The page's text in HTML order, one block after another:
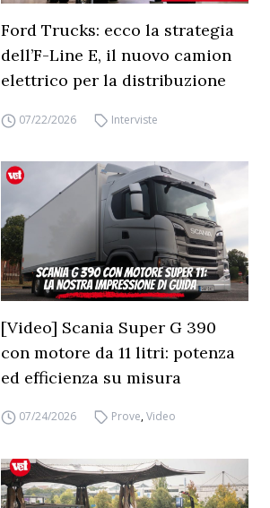
Ford Trucks: ecco la strategia
dell’F-Line E, il nuovo camion
elettrico per la distribuzione
07/22/2026 Interviste
[Video] Scania Super G 390
con motore da 11 litri: potenza
ed efficienza su misura
07/24/2026 Prove,Video